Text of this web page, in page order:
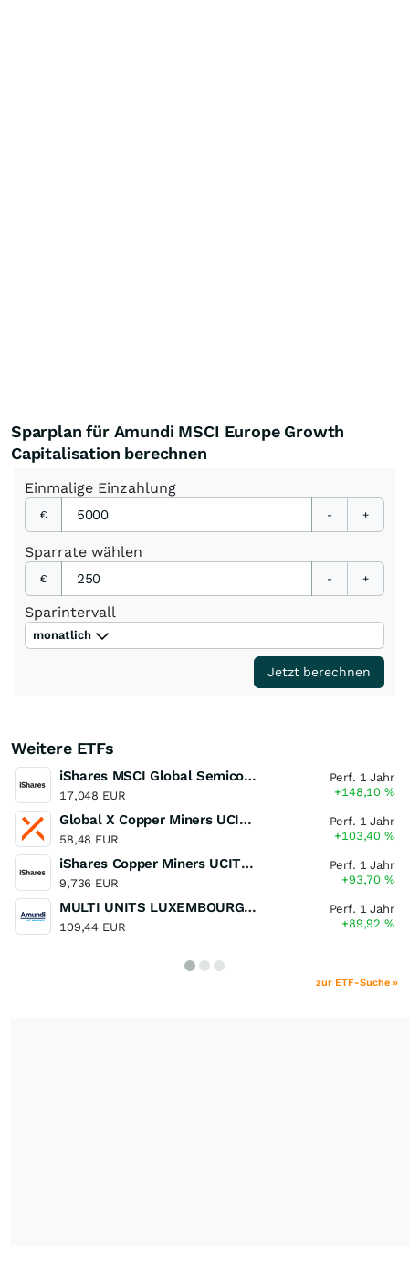
Sparplan für Amundi MSCI Europe Growth
Capitalisation berechnen
Einmalige Einzahlung
€ - +
Sparrate wählen
€ - +
Sparintervall
monatlich
Jetzt berechnen
Weitere ETFs
iShares MSCI Global Semiconductors UCITS ETF USD (Acc)
17,048 EUR
Perf. 1 Jahr
+148,10%
Global X Copper Miners UCITS ETF USD Acc
58,48 EUR
Perf. 1 Jahr
+103,40%
iShares Copper Miners UCITS ETF
9,736 EUR
Perf. 1 Jahr
+93,70%
MULTI UNITS LUXEMBOURG - Lyxor MSCI Semiconductors ESG Filtered
109,44 EUR
Perf. 1 Jahr
+89,92%
zur ETF-Suche »